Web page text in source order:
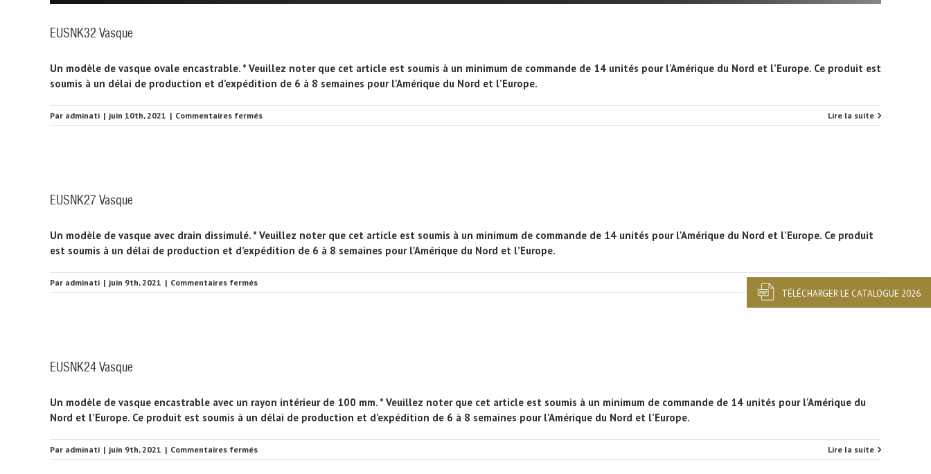
TÉLÉCHARGER LE CATALOGUE 2026
EUSNK32 Vasque
Un modèle de vasque ovale encastrable. * Veuillez noter que cet article est soumis à un minimum de commande de 14 unités pour l'Amérique du Nord et l’Europe. Ce produit est
soumis à un délai de production et d’expédition de 6 à 8 semaines pour l'Amérique du Nord et l’Europe.
Par adminati | juin 10th, 2021 | Commentaires ferméssur
EUSNK32
Lire la suite
EUSNK27 Vasque
Un modèle de vasque avec drain dissimulé. * Veuillez noter que cet article est soumis à un minimum de commande de 14 unités pour l'Amérique du Nord et l’Europe. Ce produit
est soumis à un délai de production et d’expédition de 6 à 8 semaines pour l'Amérique du Nord et l’Europe.
Par adminati | juin 9th, 2021 | Commentaires ferméssur
EUSNK27
EUSNK24 Vasque
Un modèle de vasque encastrable avec un rayon intérieur de 100 mm. * Veuillez noter que cet article est soumis à un minimum de commande de 14 unités pour l'Amérique du
Nord et l’Europe. Ce produit est soumis à un délai de production et d’expédition de 6 à 8 semaines pour l'Amérique du Nord et l’Europe.
Par adminati | juin 9th, 2021 | Commentaires ferméssur
EUSNK24
Lire la suite